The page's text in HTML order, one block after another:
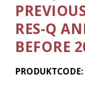
RES-Q
BEFORE